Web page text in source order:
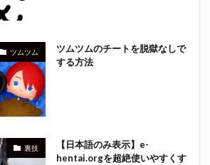
ツムツム
ツムツムのチートを脱獄なしで
する方法
裏技
【日本語のみ表示】e-
hentai.orgを超絶使いやすくす